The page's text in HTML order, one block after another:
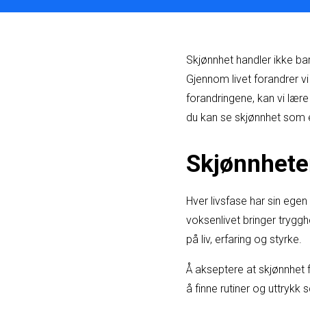
Skjønnhet handler ikke
Gjennom livet forandrer
forandringene, kan vi
du kan se skjønnhet som
Hver livsfase har sin
voksenlivet bringer
på liv, erfaring og styrke.
Å akseptere at skjønnhet
å finne rutiner og uttrykk